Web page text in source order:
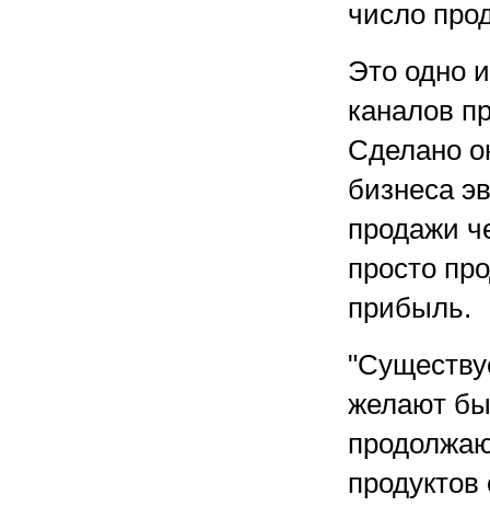
число
Это одно
каналов
Сделано
бизнеса
продажи
просто
прибыль.
желают